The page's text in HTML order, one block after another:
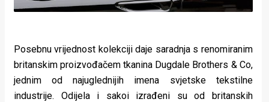
Posebnu vrijednost kolekciji daje saradnja s renomiranim
britanskim proizvođačem tkanina Dugdale Brothers & Co,
jednim od najuglednijih imena svjetske tekstilne
industrije. Odijela i sakoi izrađeni su od britanskih